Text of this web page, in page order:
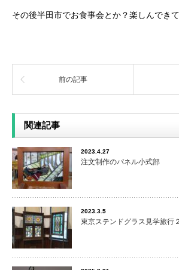
その後半田市でお食事会とか？楽しんできて
前の記事
関連記事
2023.4.27
注文制作のパネル小式部
2023.3.5
東京ステンドグラス見学旅行２